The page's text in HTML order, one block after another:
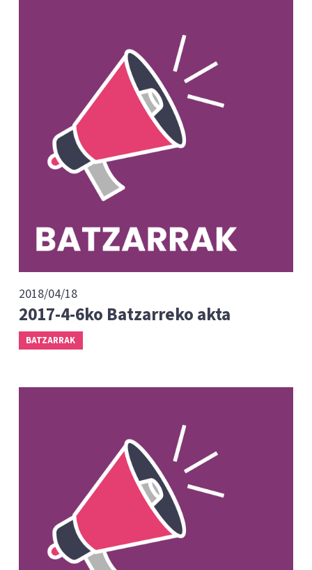
2018/04/18
2017-4-6ko Batzarreko akta
BATZARRAK